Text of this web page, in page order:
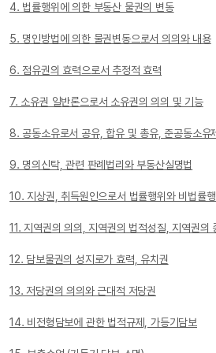
4. 법률행위에 의한 부동산 물권의 변동
5. 명인방법에 의한 물권변동으로서 의의와 내용
6. 점유권의 효력으로서 추정적 효력
7. 소유권 일반론으로서 소유권의 의의 및 기능
8. 공동소유로서 공유, 합유 및 총유, 준공동소유
9. 명의신탁, 관련 판례법리와 부동산실명법
10. 지상권, 취득원인으로서 법률행위와 비법률행
11. 지역권의 의의, 지역권의 법적성질, 지역권의
12. 담보물권의 성지로가 효력, 유치권
13. 저당권의 의의와 근대적 저당권
14. 비전형담보에 관한 법적규제, 가등기담보